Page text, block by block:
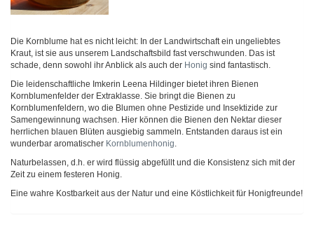
Die Kornblume hat es nicht leicht: In der Landwirtschaft ein ungeliebtes
Kraut, ist sie aus unserem Landschaftsbild fast verschwunden. Das ist
schade, denn sowohl ihr Anblick als auch der Honig sind fantastisch.
Die leidenschaftliche Imkerin Leena Hildinger bietet ihren Bienen
Kornblumenfelder der Extraklasse. Sie bringt die Bienen zu
Kornblumenfeldern, wo die Blumen ohne Pestizide und Insektizide zur
Samengewinnung wachsen. Hier können die Bienen den Nektar dieser
herrlichen blauen Blüten ausgiebig sammeln. Entstanden daraus ist ein
wunderbar aromatischer Kornblumenhonig.
Naturbelassen, d.h. er wird flüssig abgefüllt und die Konsistenz sich mit der
Zeit zu einem festeren Honig.
Eine wahre Kostbarkeit aus der Natur und eine Köstlichkeit für Honigfreunde!